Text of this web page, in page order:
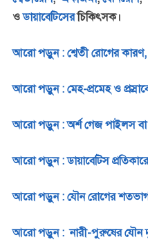
ওডায়াবেটিসেরচিকিৎসক।
আরো পড়ুন : শ্বেতী রোগের কারণ,
আরো পড়ুন : মেহ-প্রমেহ ও
আরো পড়ুন : অর্শ গেজ পাইলস বা
আরো পড়ুন : ডায়াবেটিস
আরো পড়ুন : যৌন রোগের শতভাগ
আরো পড়ুন : নারী-পুরুষের যৌন